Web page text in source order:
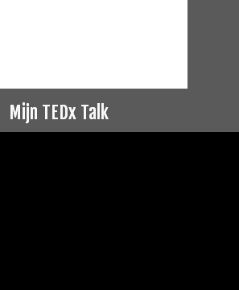
Mijn TEDx Talk